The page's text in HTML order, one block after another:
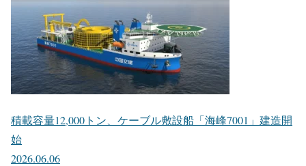
積載容量12,000トン、ケーブル敷設船「海峰7001」建造開
始
2026.06.06